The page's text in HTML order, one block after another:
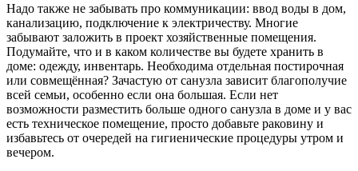
Надо также не забывать про коммуникации: ввод воды в дом,
канализацию, подключение к электричеству. Многие
забывают заложить в проект хозяйственные помещения.
Подумайте, что и в каком количестве вы будете хранить в
доме: одежду, инвентарь. Необходима отдельная постирочная
или совмещённая? Зачастую от санузла зависит благополучие
всей семьи, особенно если она большая. Если нет
возможности разместить больше одного санузла в доме и у вас
есть техническое помещение, просто добавьте раковину и
избавьтесь от очередей на гигиенические процедуры утром и
вечером.